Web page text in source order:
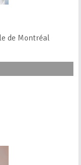
de Montréal